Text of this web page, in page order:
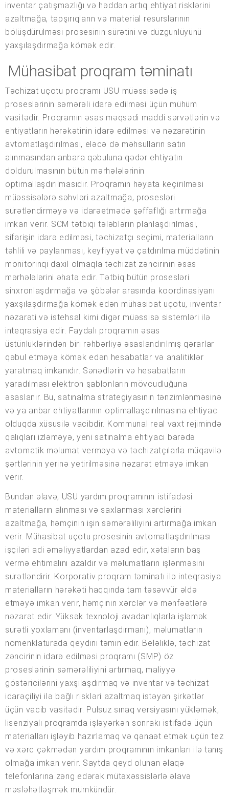
inventar çatışmazlığı və həddən artıq ehtiyat risklərini
azaltmağa, tapşırıqların və material resurslarının
bölüşdürülməsi prosesinin sürətini və düzgünlüyünü
yaxşılaşdırmağa kömək edir.
Mühasibat proqram təminatı
Təchizat uçotu proqramı USU müəssisədə iş
proseslərinin səmərəli idarə edilməsi üçün mühüm
vasitədir. Proqramın əsas məqsədi maddi sərvətlərin və
ehtiyatların hərəkətinin idarə edilməsi və nəzarətinin
avtomatlaşdırılması, eləcə də məhsulların satın
alınmasından anbara qəbuluna qədər ehtiyatın
doldurulmasının bütün mərhələlərinin
optimallaşdırılmasıdır. Proqramın həyata keçirilməsi
müəssisələrə səhvləri azaltmağa, prosesləri
sürətləndirməyə və idarəetmədə şəffaflığı artırmağa
imkan verir. SCM tətbiqi tələblərin planlaşdırılması,
sifarişin idarə edilməsi, təchizatçı seçimi, materialların
təhlili və paylanması, keyfiyyət və çatdırılma müddətinin
monitorinqi daxil olmaqla təchizat zəncirinin əsas
mərhələlərini əhatə edir. Tətbiq bütün prosesləri
sinxronlaşdırmağa və şöbələr arasında koordinasiyanı
yaxşılaşdırmağa kömək edən mühasibat uçotu, inventar
nəzarəti və istehsal kimi digər müəssisə sistemləri ilə
inteqrasiya edir. Faydalı proqramın əsas
üstünlüklərindən biri rəhbərliyə əsaslandırılmış qərarlar
qəbul etməyə kömək edən hesabatlar və analitiklər
yaratmaq imkanıdır. Sənədlərin və hesabatların
yaradılması elektron şablonların mövcudluğuna
əsaslanır. Bu, satınalma strategiyasının tənzimlənməsinə
və ya anbar ehtiyatlarının optimallaşdırılmasına ehtiyac
olduqda xüsusilə vacibdir. Kommunal real vaxt rejimində
qalıqları izləməyə, yeni satınalma ehtiyacı barədə
avtomatik məlumat verməyə və təchizatçılarla müqavilə
şərtlərinin yerinə yetirilməsinə nəzarət etməyə imkan
verir.
Bundan əlavə, USU yardım proqramının istifadəsi
materialların alınması və saxlanması xərclərini
azaltmağa, həmçinin işin səmərəliliyini artırmağa imkan
verir. Mühasibat uçotu prosesinin avtomatlaşdırılması
işçiləri adi əməliyyatlardan azad edir, xətaların baş
vermə ehtimalını azaldır və məlumatların işlənməsini
sürətləndirir. Korporativ proqram təminatı ilə inteqrasiya
materialların hərəkəti haqqında tam təsəvvür əldə
etməyə imkan verir, həmçinin xərclər və mənfəətlərə
nəzarət edir. Yüksək texnoloji avadanlıqlarla işləmək
sürətli yoxlamanı (inventarlaşdırmanı), məlumatların
nomenklaturada qeydini təmin edir. Beləliklə, təchizat
zəncirinin idarə edilməsi proqramı (SMP) öz
proseslərinin səmərəliliyini artırmaq, maliyyə
göstəricilərini yaxşılaşdırmaq və inventar və təchizat
idarəçiliyi ilə bağlı riskləri azaltmaq istəyən şirkətlər
üçün vacib vasitədir. Pulsuz sınaq versiyasını yükləmək,
lisenziyalı proqramda işləyərkən sonrakı istifadə üçün
materialları işləyib hazırlamaq və qənaət etmək üçün tez
və xərc çəkmədən yardım proqramının imkanları ilə tanış
olmağa imkan verir. Saytda qeyd olunan əlaqə
telefonlarına zəng edərək mütəxəssislərlə əlavə
məsləhətləşmək mümkündür.